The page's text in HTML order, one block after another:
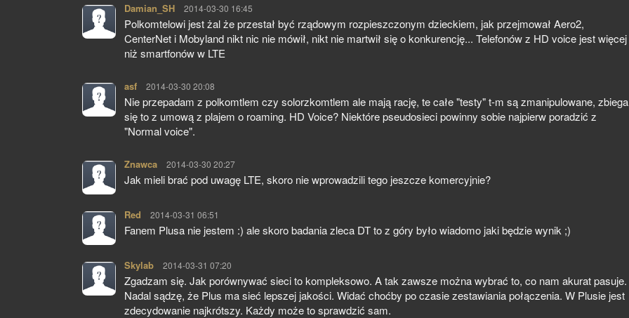
Damian_SH pisze:
2014-03-30 16:45
Polkomtelowi jest żal że przestał być rządowym rozpieszczonym dzieckiem, jak przejmował Aero2,
CenterNet i Mobyland nikt nic nie mówił, nikt nie martwił się o konkurencję... Telefonów z HD voice jest więcej
niż smartfonów w LTE
asf pisze:
2014-03-30 20:08
Nie przepadam z polkomtlem czy solorzkomtlem ale mają rację, te całe "testy" t-m są zmanipulowane, zbiega
się to z umową z plajem o roaming. HD Voice? Niektóre pseudosieci powinny sobie najpierw poradzić z
"Normal voice".
Znawca pisze:
2014-03-30 20:27
Jak mieli brać pod uwagę LTE, skoro nie wprowadzili tego jeszcze komercyjnie?
Red pisze:
2014-03-31 06:51
Fanem Plusa nie jestem :) ale skoro badania zleca DT to z góry było wiadomo jaki będzie wynik ;)
Skylab pisze:
2014-03-31 07:20
Zgadzam się. Jak porównywać sieci to kompleksowo. A tak zawsze można wybrać to, co nam akurat pasuje.
Nadal sądzę, że Plus ma sieć lepszej jakości. Widać choćby po czasie zestawiania połączenia. W Plusie jest
zdecydowanie najkrótszy. Każdy może to sprawdzić sam.